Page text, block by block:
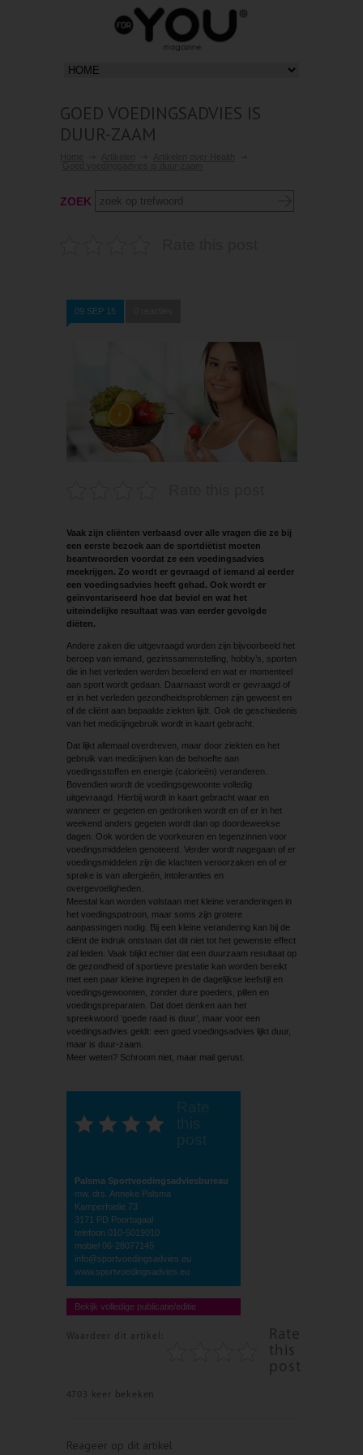
GOED VOEDINGSADVIES IS
DUUR-ZAAM
ZOEK
09 SEP 15
Vaak zijn cliënten verbaasd over alle vragen die ze bij
een eerste bezoek aan de sportdiëtist moeten
beantwoorden voordat ze een voedingsadvies
meekrijgen. Zo wordt er gevraagd of iemand al eerder
een voedingsadvies heeft gehad. Ook wordt er
geïnventariseerd hoe dat beviel en wat het
uiteindelijke resultaat was van eerder gevolgde
diëten.
Andere zaken die uitgevraagd worden zijn bijvoorbeeld het
beroep van iemand, gezinssamenstelling, hobby’s, sporten
die in het verleden werden beoefend en wat er momenteel
aan sport wordt gedaan. Daarnaast wordt er gevraagd of
er in het verleden gezondheidsproblemen zijn geweest en
of de cliënt aan bepaalde ziekten lijdt. Ook de geschiedenis
van het medicijngebruik wordt in kaart gebracht.
Dat lijkt allemaal overdreven, maar door ziekten en het
gebruik van medicijnen kan de behoefte aan
voedingsstoffen en energie (calorieën) veranderen.
Bovendien wordt de voedings­gewoonte volledig
uitgevraagd. Hierbij wordt in kaart gebracht waar en
wanneer er gegeten en gedronken wordt en of er in het
weekend anders gegeten wordt dan op doordeweekse
dagen. Ook worden de voorkeuren en tegenzinnen voor
voedingsmiddelen genoteerd. Verder wordt nagegaan of er
voedingsmiddelen zijn die klachten veroorzaken en of er
sprake is van allergieën, intoleranties en
overgevoeligheden.
Meestal kan worden volstaan met kleine veranderingen in
het voedingspatroon, maar soms zijn grotere
aanpassingen nodig. Bij een kleine verandering kan bij de
cliënt de indruk ontstaan dat dit niet tot het gewenste effect
zal leiden. Vaak blijkt echter dat een duurzaam resultaat op
de gezondheid of sportieve prestatie kan worden bereikt
met een paar kleine ingrepen in de dagelijkse leefstijl en
voedingsgewoonten, zonder dure poeders, pillen en
voedings­preparaten. Dat doet denken aan het
spreekwoord ‘goede raad is duur’, maar voor een
voedingsadvies geldt: een goed voedingsadvies lijkt duur,
maar is duur-zaam.
Meer weten? Schroom niet, maar mail gerust.
Rate
this
post
Palsma Sportvoedingsadviesbureau
mw. drs. Anneke Palsma
Kamperfoelie 73
3171 PD Poortugaal
telefoon 010-5019010
mobiel 06-28077145
info@sportvoedingsadvies.eu
www.sportvoedingsadvies.eu
Bekijk volledige publicatie/editie
Waardeer dit artikel:
Rate
this
post
4703 keer bekeken
Reageer op dit artikel